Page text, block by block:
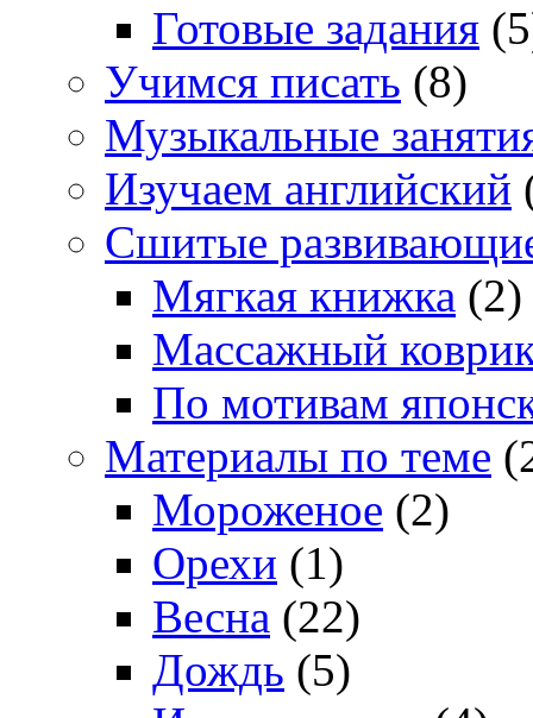
Готовые задания
Учимся писать (8)
Музыкальные
Изучаем английский
Сшитые
Мягкая книжка (2)
Массажный
По мотивам
Материалы по теме
Мороженое (2)
Орехи (1)
Весна (22)
Дождь (5)